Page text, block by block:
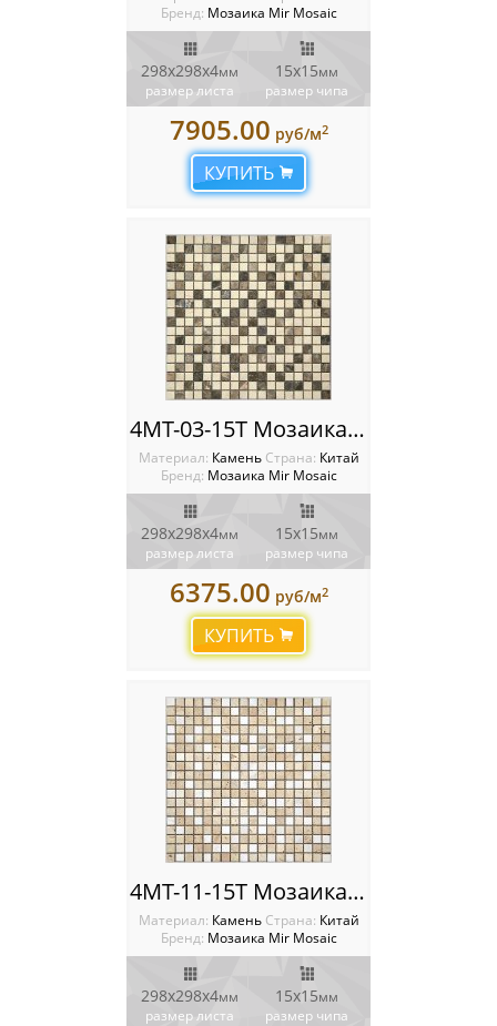
Бренд: Мозаика Mir Mosaic
298х298х4мм
размер листа
15х15мм
размер чипа
7905.00 руб/м2
КУПИТЬ
4MT-03-15T Мозаика Mir Mosaic
Материал: Камень Cтрана: Китай
Бренд: Мозаика Mir Mosaic
298х298х4мм
размер листа
15х15мм
размер чипа
6375.00 руб/м2
КУПИТЬ
4MT-11-15T Мозаика Mir Mosaic
Материал: Камень Cтрана: Китай
Бренд: Мозаика Mir Mosaic
298х298х4мм
размер листа
15х15мм
размер чипа